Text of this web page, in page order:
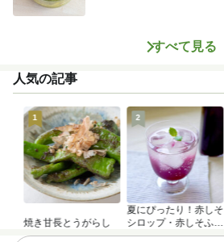
すべて見る
人気の記事
1
焼き甘長とうがらし
2
夏にぴったり！赤しそ
シロップ・赤しそふり
かけのつくり方